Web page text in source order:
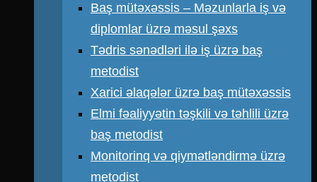
Baş mütəxəssis – Məzunlarla iş və
diplomlar üzrə məsul şəxs
Tədris sənədləri ilə iş üzrə baş
metodist
Xarici əlaqələr üzrə baş mütəxəssis
Elmi fəaliyyətin təşkili və təhlili üzrə
baş metodist
Monitorinq və qiymətləndirmə üzrə
metodist